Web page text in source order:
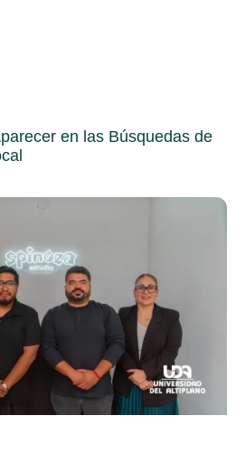
en las Búsquedas de